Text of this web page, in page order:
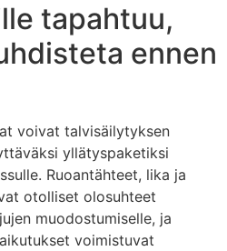
tapahtuu,
ennen
voivat talvisäilytyksen
yllätyspaketiksi
Ruoantähteet, lika ja
otolliset olosuhteet
muodostumiselle, ja
voimistuvat